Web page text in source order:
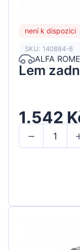
není k dispozici
SKU: 140884-6
ALFA
Lem
1.542